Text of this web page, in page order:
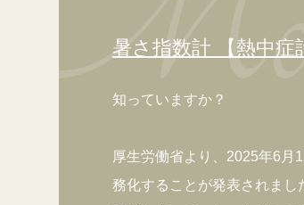
暑さ指数計 【熱中症
知っていますか？
厚生労働省より、2025年6月
務化することが発表されまし